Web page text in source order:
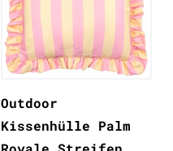
Outdoor
Kissenhülle Palm